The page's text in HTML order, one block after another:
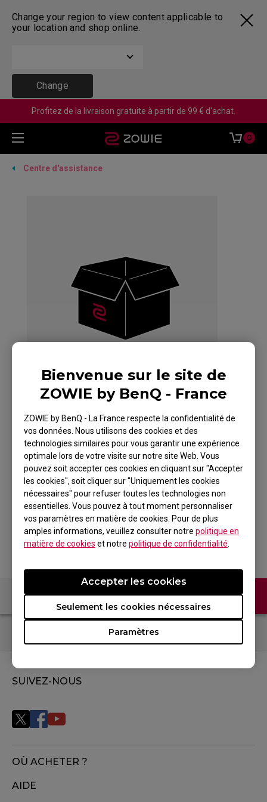
Change your region to view content applicable to
your location and shop online.
Change
Bienvenue sur le site de
ZOWIE by BenQ - France
ZOWIE by BenQ - La France respecte la confidentialité de
vos données. Nous utilisons des cookies et des
technologies similaires pour vous garantir une expérience
optimale lors de votre visite sur notre site Web. Vous
pouvez soit accepter ces cookies en cliquant sur "Accepter
les cookies", soit cliquer sur "Uniquement les cookies
nécessaires" pour refuser toutes les technologies non
essentielles. Vous pouvez à tout moment personnaliser
vos paramètres en matière de cookies. Pour de plus
amples informations, veuillez consulter notre politique en
matière de cookies et notre politique de confidentialité
Paramètres
Seulement les cookies nécessaires
Accepter les cookies
Profitez de la livraison gratuite à partir de 99 € d'achat.
0
Centre d'assistance
ZOWIE Skatez-Type
BF Mouse Skatez /
Mouse Feet for
Esports
FAQ Contactez-nous
SUIVEZ-NOUS
OÙ ACHETER ?
AIDE